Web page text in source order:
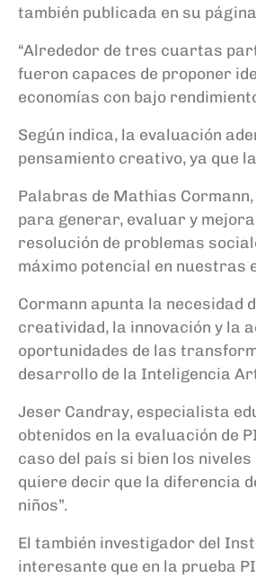
también publicada en su
“Alrededor de tres cuartas
fueron capaces de proponer
economías con bajo
Según indica, la evaluación
pensamiento creativo, ya que
Palabras de Mathias
para generar, evaluar y
resolución de problemas
máximo potencial en nuestras
Cormann apunta la necesidad
creatividad, la innovación y la
oportunidades de las
desarrollo de la Inteligencia
Jeser Candray, especialista
obtenidos en la evaluación de
caso del país si bien los
quiere decir que la diferencia
niños”.
El también investigador del
interesante que en la prueba